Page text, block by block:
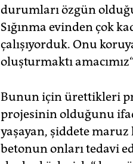
durumları özgün
Sığınma evinden çok
çalışıyorduk. Onu
oluşturmaktı
Bunun için ürettikleri
projesinin olduğunu
yaşayan, şiddete
betonun onları tedavi